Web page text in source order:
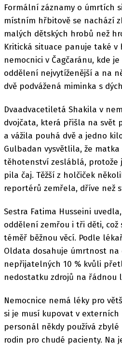
Formální záznamy o úmrtích
místním hřbitově se nachází
malých dětských hrobů než
Kritická situace panuje také
nemocnici v Čagčaránu, kde
oddělení nejvytíženější a na
dvě podvážená miminka s
Dvaadvacetiletá Shakila v
dvojčata, která přišla na svět
a vážila pouhá dvě a jedno
Gulbadan vysvětlila, že
těhotenství zesláblá, protože
pila čaj. Těžší z holčiček
reportérů zemřela, dříve než
Sestra Fatima Husseini
oddělení zemřou i tři děti,
téměř běžnou věcí. Podle
Oldata dosahuje úmrtnost na
nepřijatelných 10 % kvůli
nedostatku zdrojů na řádnou
Nemocnice nemá léky pro
si je musí kupovat v
personál někdy používá
rodin pro chudé pacienty. Na